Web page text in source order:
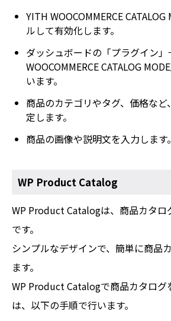
YITH WOOCOMMERCE
ルして有効化します。
ダッシュボードの「プラグイン
WOOCOMMERCE CATALOG
います。
商品のカテゴリやタグ、価格な
定します。
商品の画像や説明文を入力します。
WP Product Catalog
WP Product Catalogは、商品カタロ
です。
シンプルなデザインで、簡単に商品
ます。
WP Product Catalogで商品カタログ
は、以下の手順で行います。